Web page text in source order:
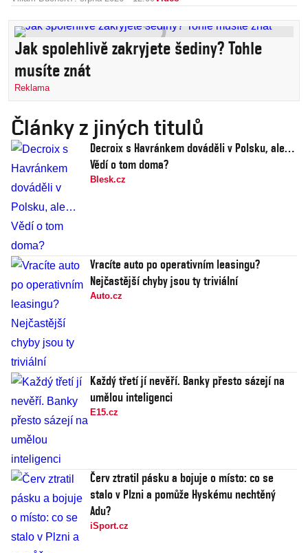
Jak spolehlivě zakryjete šediny? Tohle
musíte znát
Reklama
Články z jiných titulů
Decroix s Havránkem dováděli v Polsku, ale…
Vědí o tom doma?
Blesk.cz
Vracíte auto po operativním leasingu?
Nejčastější chyby jsou ty triviální
Auto.cz
Každý třetí jí nevěří. Banky přesto sázejí na
umělou inteligenci
E15.cz
Červ ztratil pásku a bojuje o místo: co se
stalo v Plzni a pomůže Hyskému nechtěný
Adu?
iSport.cz